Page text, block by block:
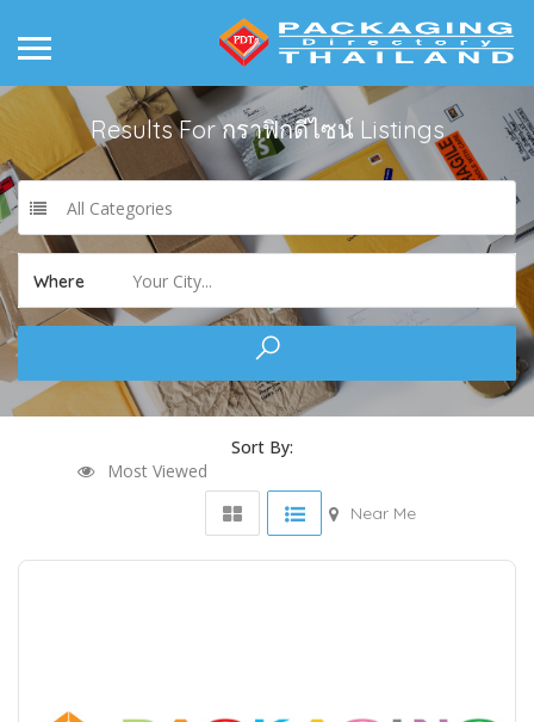
Results Forกราฟิกดีไซน์ Listings
All Categories
Where Your City...
Sort By:
Most Viewed
Near Me